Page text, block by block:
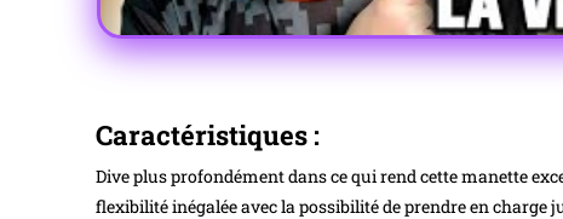
Caractéristiques :
Dive plus profondément dans ce qui rend cette manette
flexibilité inégalée avec la possibilité de prendre en charge